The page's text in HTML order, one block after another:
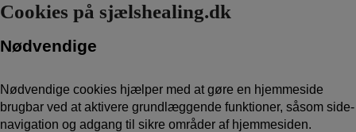
Cookies på sjælshealing.dk
Nødvendige
Nødvendige cookies hjælper med at gøre en hjemmeside
brugbar ved at aktivere grundlæggende funktioner, såsom side-
navigation og adgang til sikre områder af hjemmesiden.